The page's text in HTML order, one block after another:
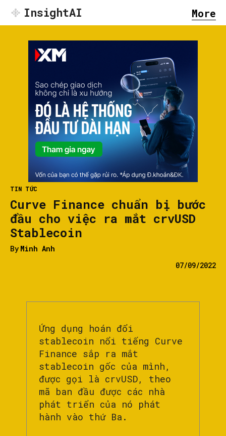
InsightAI More
TIN TỨC
Curve Finance chuẩn bị bước
đầu cho việc ra mắt crvUSD
Stablecoin
By Minh Anh
07/09/2022
Ứng dụng hoán đổi
stablecoin nổi tiếng Curve
Finance sắp ra mắt
stablecoin gốc của mình,
được gọi là crvUSD, theo
mã ban đầu được các nhà
phát triển của nó phát
hành vào thứ Ba.